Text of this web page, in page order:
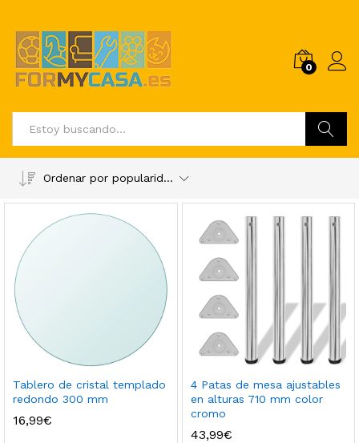
0
Ordenar por popularidad
Tablero de cristal templado
redondo 300 mm
16,99€
4 Patas de mesa ajustables
en alturas 710 mm color
cromo
43,99€